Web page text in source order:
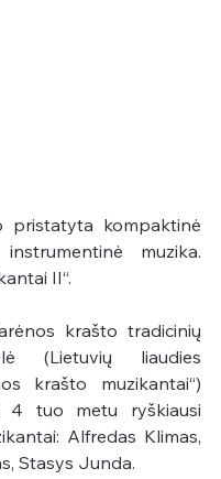
pristatyta kompaktinė
muzika.
II“.
krašto tradicinių
(Lietuvių liaudies
krašto muzikantai“)
4 tuo metu ryškiausi
Alfredas Klimas,
Stasys Junda.